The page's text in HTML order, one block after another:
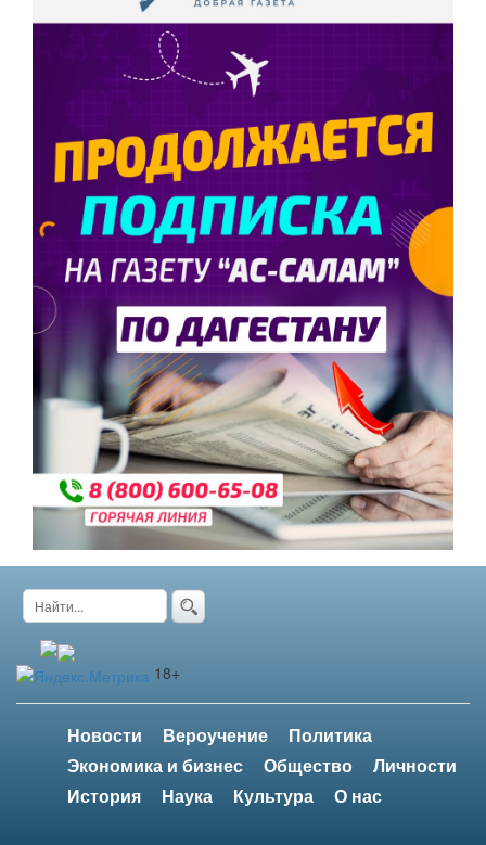
Новости Вероучение
Политика
Экономика и бизнес
Общество
Личности
История
Наука Культура О нас
18+